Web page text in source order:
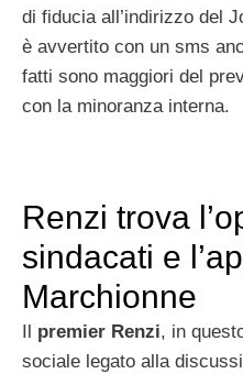
di fiducia all’indirizzo del
è avvertito con un sms
fatti sono maggiori del
con la minoranza interna.
Renzi trova
sindacati e
Marchionne
Il premier Renzi, in
sociale legato alla